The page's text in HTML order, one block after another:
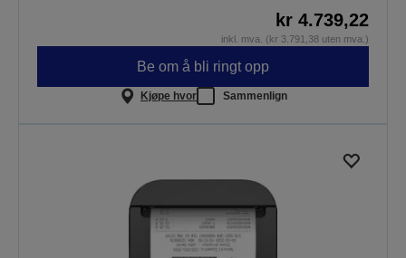
kr 4.739,22
inkl. mva. (kr 3.791,38 uten mva.)
Be om å bli ringt opp
Kjøpe hvor Sammenlign